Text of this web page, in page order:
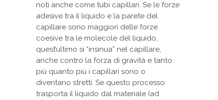
noti anche come tubi capillari. Se le forze
adesive tra il liquido e la parete del
capillare sono maggiori delle forze
coesive tra le molecole del liquido,
quest’ultimo si “insinua” nel capillare,
anche contro la forza di gravità e tanto
più quanto più i capillari sono o
diventano stretti. Se questo processo
trasporta il liquido dal materiale (ad